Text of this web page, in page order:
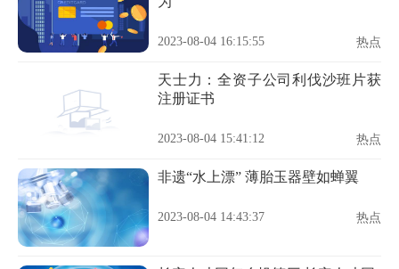
2023-08-04 16:15:55 热点
天士力：全资子公司利伐沙班片获
注册证书
2023-08-04 15:41:12 热点
非遗“水上漂” 薄胎玉器壁如蝉翼
2023-08-04 14:43:37 热点